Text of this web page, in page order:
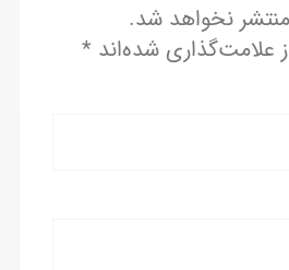
نخواهد شد.
علامت‌گذاری شده‌اند *